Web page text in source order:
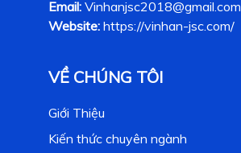
Email: Vinhanjsc2018@gmail.com
Website: https://vinhan-jsc.com/
VỀ CHÚNG TÔI
Giới Thiệu
Kiến thức chuyên ngành